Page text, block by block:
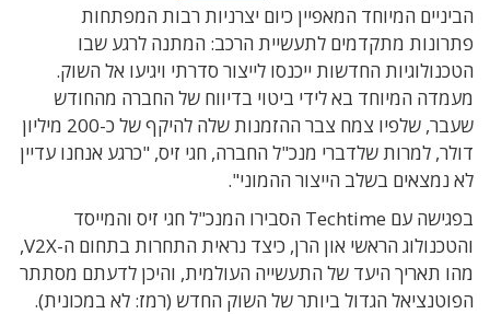
הביניים המיוחד המאפיין כיום יצרניות רבות המפתחות
פתרונות מתקדמים לתעשיית הרכב: המתנה לרגע שבו
הטכנולוגיות החדשות ייכנסו לייצור סדרתי ויגיעו אל השוק.
מעמדה המיוחד בא לידי ביטוי בדיווח של החברה מהחודש
שעבר, שלפיו צמח צבר ההזמנות שלה להיקף של כ-200 מיליון
דולר, למרות שלדברי מנכ"ל החברה, חגי זיס, "כרגע אנחנו עדיין
לא נמצאים בשלב הייצור ההמוני".
בפגישה עם Techtime הסבירו המנכ"ל חגי זיס והמייסד
והטכנולוג הראשי און הרן, כיצד נראית התחרות בתחום ה-V2X,
מהו תאריך היעד של התעשייה העולמית, והיכן לדעתם מסתתר
הפוטנציאל הגדול ביותר של השוק החדש (רמז: לא במכונית).